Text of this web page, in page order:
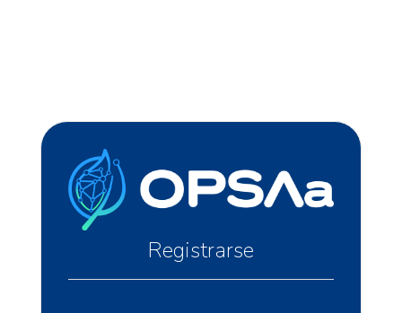
Registrarse